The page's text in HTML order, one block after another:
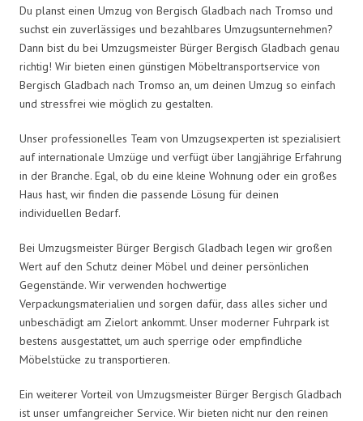
Du planst einen Umzug von Bergisch Gladbach nach Tromso und
suchst ein zuverlässiges und bezahlbares Umzugsunternehmen?
Dann bist du bei Umzugsmeister Bürger Bergisch Gladbach genau
richtig! Wir bieten einen günstigen Möbeltransportservice von
Bergisch Gladbach nach Tromso an, um deinen Umzug so einfach
und stressfrei wie möglich zu gestalten.
Unser professionelles Team von Umzugsexperten ist spezialisiert
auf internationale Umzüge und verfügt über langjährige Erfahrung
in der Branche. Egal, ob du eine kleine Wohnung oder ein großes
Haus hast, wir finden die passende Lösung für deinen
individuellen Bedarf.
Bei Umzugsmeister Bürger Bergisch Gladbach legen wir großen
Wert auf den Schutz deiner Möbel und deiner persönlichen
Gegenstände. Wir verwenden hochwertige
Verpackungsmaterialien und sorgen dafür, dass alles sicher und
unbeschädigt am Zielort ankommt. Unser moderner Fuhrpark ist
bestens ausgestattet, um auch sperrige oder empfindliche
Möbelstücke zu transportieren.
Ein weiterer Vorteil von Umzugsmeister Bürger Bergisch Gladbach
ist unser umfangreicher Service. Wir bieten nicht nur den reinen